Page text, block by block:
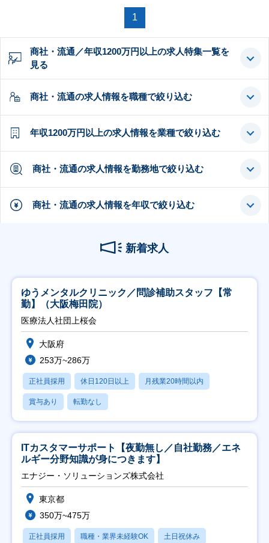
1
商社・流通／年収1200万円以上の求人特集一覧を
見る
商社・流通の求人情報を職種で絞り込む
年収1200万円以上の求人情報を業種で絞り込む
商社・流通の求人情報を勤務地で絞り込む
商社・流通の求人情報を年収で絞り込む
新着求人
ゆうメンタルクリニック／問診補助スタッフ【常
勤】（大阪梅田院）
医療法人社団上桜会
大阪府
253万~286万
正社員採用 休日120日以上 月残業20時間以内
賞与あり 転勤なし
ITカスタマーサポート【夜勤無し／自社勤務／エネ
ルギー分野知識が身につきます】
エナジー・ソリューションズ株式会社
東京都
350万~475万
正社員採用 職種・業界未経験OK 土日祝休み